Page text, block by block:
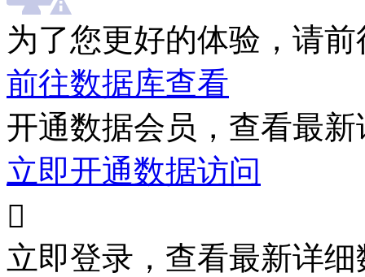
为了您更好的体验，请
前往数据库查看
开通数据会员，查看最
立即开通数据访问

立即登录，查看最新详细